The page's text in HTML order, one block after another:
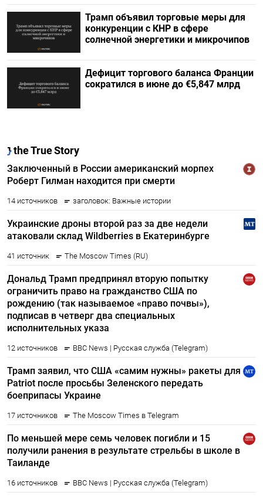
Трамп объявил торговые меры для
конкуренции с КНР в сфере
солнечной энергетики и микрочипов
Дефицит торгового баланса Франции
сократился в июне до €5,847 млрд